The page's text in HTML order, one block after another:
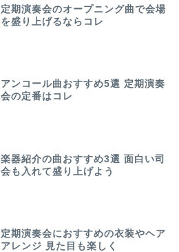
定期演奏会のオープニング曲で会場
を盛り上げるならコレ
アンコール曲おすすめ5選 定期演奏
会の定番はコレ
楽器紹介の曲おすすめ3選 面白い司
会も入れて盛り上げよう
定期演奏会におすすめの衣装やヘア
アレンジ 見た目も楽しく